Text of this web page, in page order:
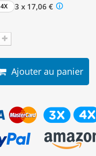
4X
3 x 17,06 €
Ajouter au panier